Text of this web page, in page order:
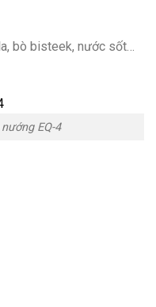
bò bisteek, nước sốt…
EQ-4